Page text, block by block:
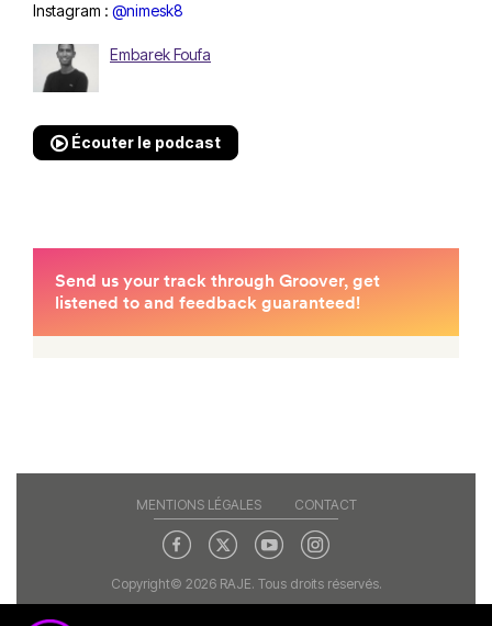
Instagram : @nimesk8
Embarek Foufa
Écouter le podcast
MENTIONS LÉGALES CONTACT
Copyright© 2026 RAJE. Tous droits réservés.